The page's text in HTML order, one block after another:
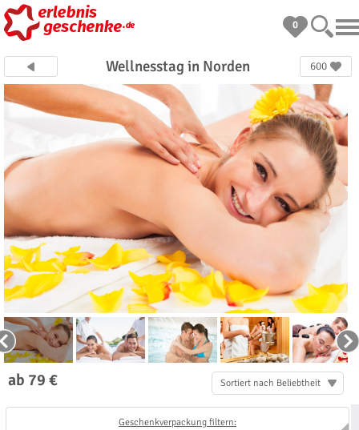
0
Wellnesstag in Norden 600
ab 79 € Sortiert nach Beliebtheit
Geschenkverpackung filtern: